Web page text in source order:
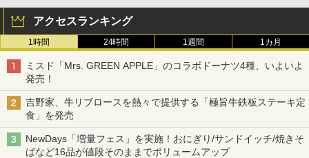
アクセスランキング
1時間 24時間 1週間 1カ月
ミスド「Mrs. GREEN APPLE」のコラボドーナツ4種、いよいよ
発売！
吉野家、牛リブロースを熱々で提供する「極旨牛鉄板ステーキ定
食」を発売
NewDays「増量フェス」を実施！おにぎり/サンドイッチ/焼きそ
ばなど16品が値段そのままでボリュームアップ